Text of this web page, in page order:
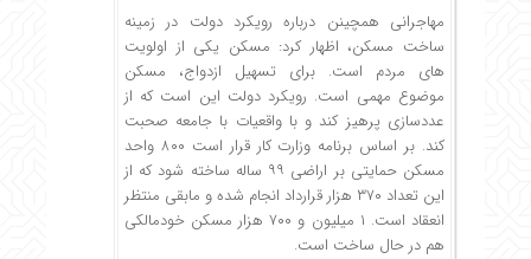
مهاجرانی همچینن درباره رویکرد دولت در زمینه
ساخت مسکن، اظهار کرد: مسکن یکی از اولویت
های مردم است. برای تسهیل ازدواج، مسکن
موضوع مهمی است. رویکرد دولت این است که از
عددسازی پرهیز کند و با واقعیات با جامعه صحبت
کند. بر اساس برنامه وزارت کار قرار است ۸۰۰ واحد
مسکن حمایتی بر اراضی ۹۹ ساله ساخته شود که از
این تعداد ۳۷۰ هزار قرارداد انجام شده و مابقی منتظر
انعقاد است. ۱ میلیون و ۷۰۰ هزار مسکن خودمالکی
هم در حال ساخت است.